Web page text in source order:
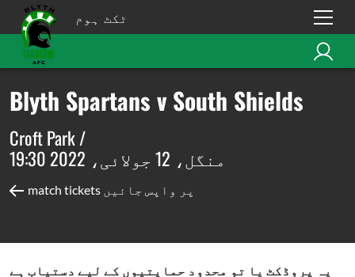
ٹکٹ ہوم
Blyth Spartans v South Shields
Croft Park /
منگل، 12 جولائی، 2022 19:30
match tickets پر واپس جائیں
یہ پروڈکٹ یا تو محدود حمایتیوں کے لیے دستیاب ہے